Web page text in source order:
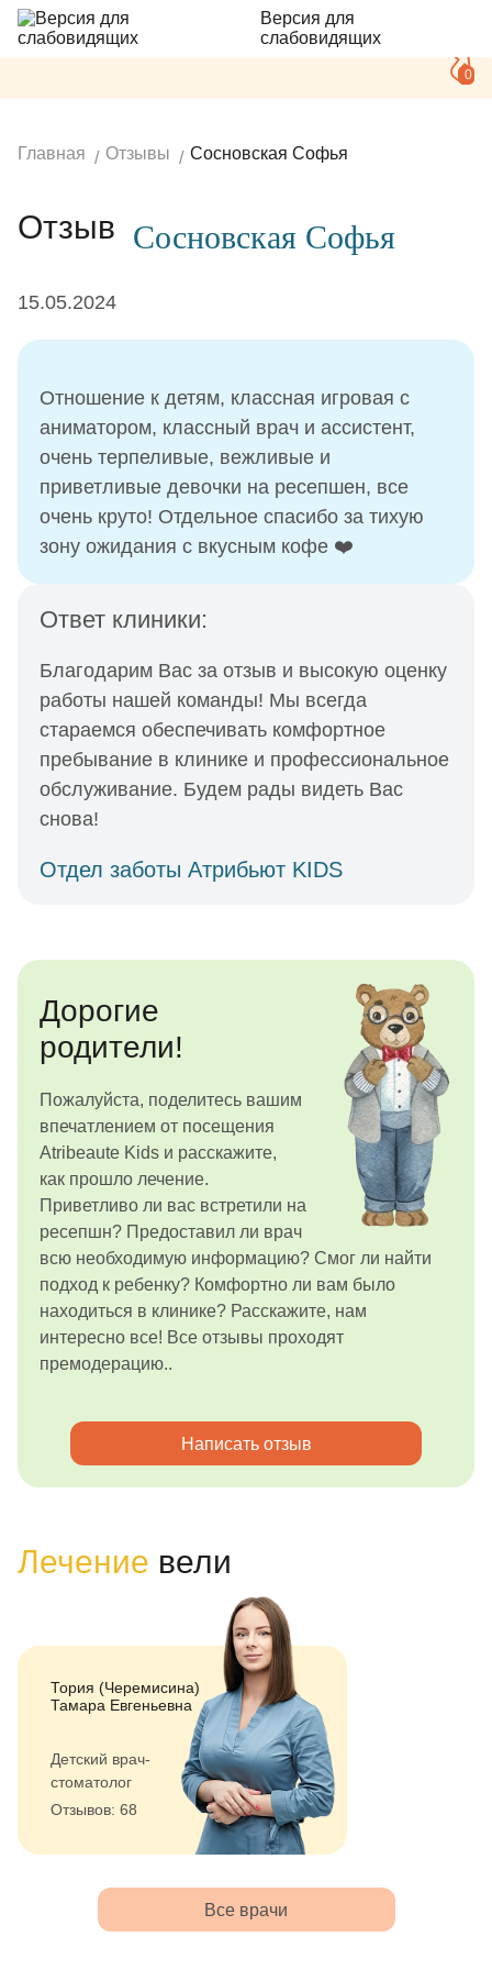
Версия для
слабовидящих
0
Главная Отзывы Сосновская Софья
Отзыв Сосновская Софья
15.05.2024
Отношение к детям, классная игровая с
аниматором, классный врач и ассистент,
очень терпеливые, вежливые и
приветливые девочки на ресепшен, все
очень круто! Отдельное спасибо за тихую
зону ожидания с вкусным кофе ❤️
Ответ клиники:
Благодарим Вас за отзыв и высокую оценку
работы нашей команды! Мы всегда
стараемся обеспечивать комфортное
пребывание в клинике и профессиональное
обслуживание. Будем рады видеть Вас
снова!
Отдел заботы Атрибьют KIDS
Дорогие
родители!
Пожалуйста, поделитесь вашим
впечатлением от посещения
Atribeaute Kids и расскажите,
как прошло лечение.
Приветливо ли вас встретили на
ресепшн? Предоставил ли врач
всю необходимую информацию? Смог ли найти
подход к ребенку? Комфортно ли вам было
находиться в клинике? Расскажите, нам
интересно все! Все отзывы проходят
премодерацию..
Написать отзыв
Лечение вели
Тория (Черемисина)
Тамара Евгеньевна
Детский врач-
стоматолог
Отзывов: 68
Все врачи